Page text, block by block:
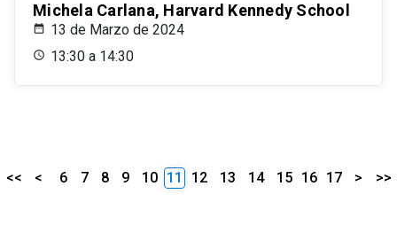
Michela Carlana, Harvard Kennedy School
13 de Marzo de 2024
13:30 a 14:30
<< < 6 7 8 9 10 11 12 13 14 15 16 17 > >>